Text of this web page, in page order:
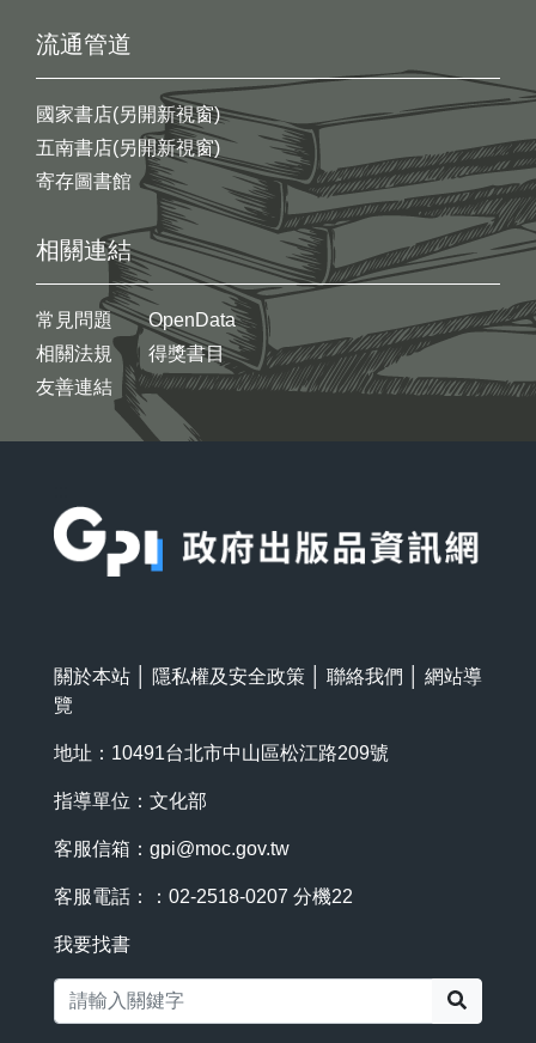
流通管道
國家書店(另開新視窗)
五南書店(另開新視窗)
寄存圖書館
相關連結
常見問題
相關法規
友善連結
OpenData
得獎書目
關於本站 隱私權及安全政策 聯絡我們
網站導
覽
地址：10491台北市中山區松江路209號
指導單位：文化部
客服信箱： gpi@moc.gov.tw
客服電話：：02-2518-0207 分機22
我要找書